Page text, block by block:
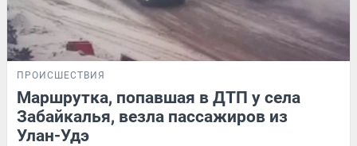
ПРОИСШЕСТВИЯ
Маршрутка, попавшая в ДТП у села
Забайкалья, везла пассажиров из
Улан-Удэ